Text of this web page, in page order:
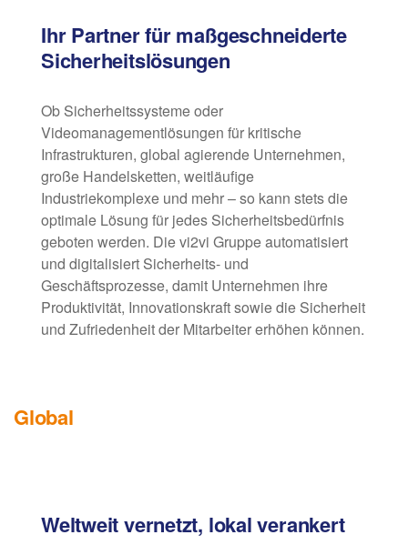
Ihr Partner für maßgeschneiderte
Sicherheitslösungen
Ob Sicherheitssysteme oder
Videomanagementlösungen für kritische
Infrastrukturen, global agierende Unternehmen,
große Handelsketten, weitläufige
Industriekomplexe und mehr – so kann stets die
optimale Lösung für jedes Sicherheitsbedürfnis
geboten werden. Die vi2vi Gruppe automatisiert
und digitalisiert Sicherheits- und
Geschäftsprozesse, damit Unternehmen ihre
Produktivität, Innovationskraft sowie die Sicherheit
und Zufriedenheit der Mitarbeiter erhöhen können.
Global
Weltweit vernetzt, lokal verankert